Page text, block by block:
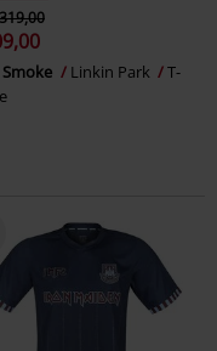
Linkin Park
T-